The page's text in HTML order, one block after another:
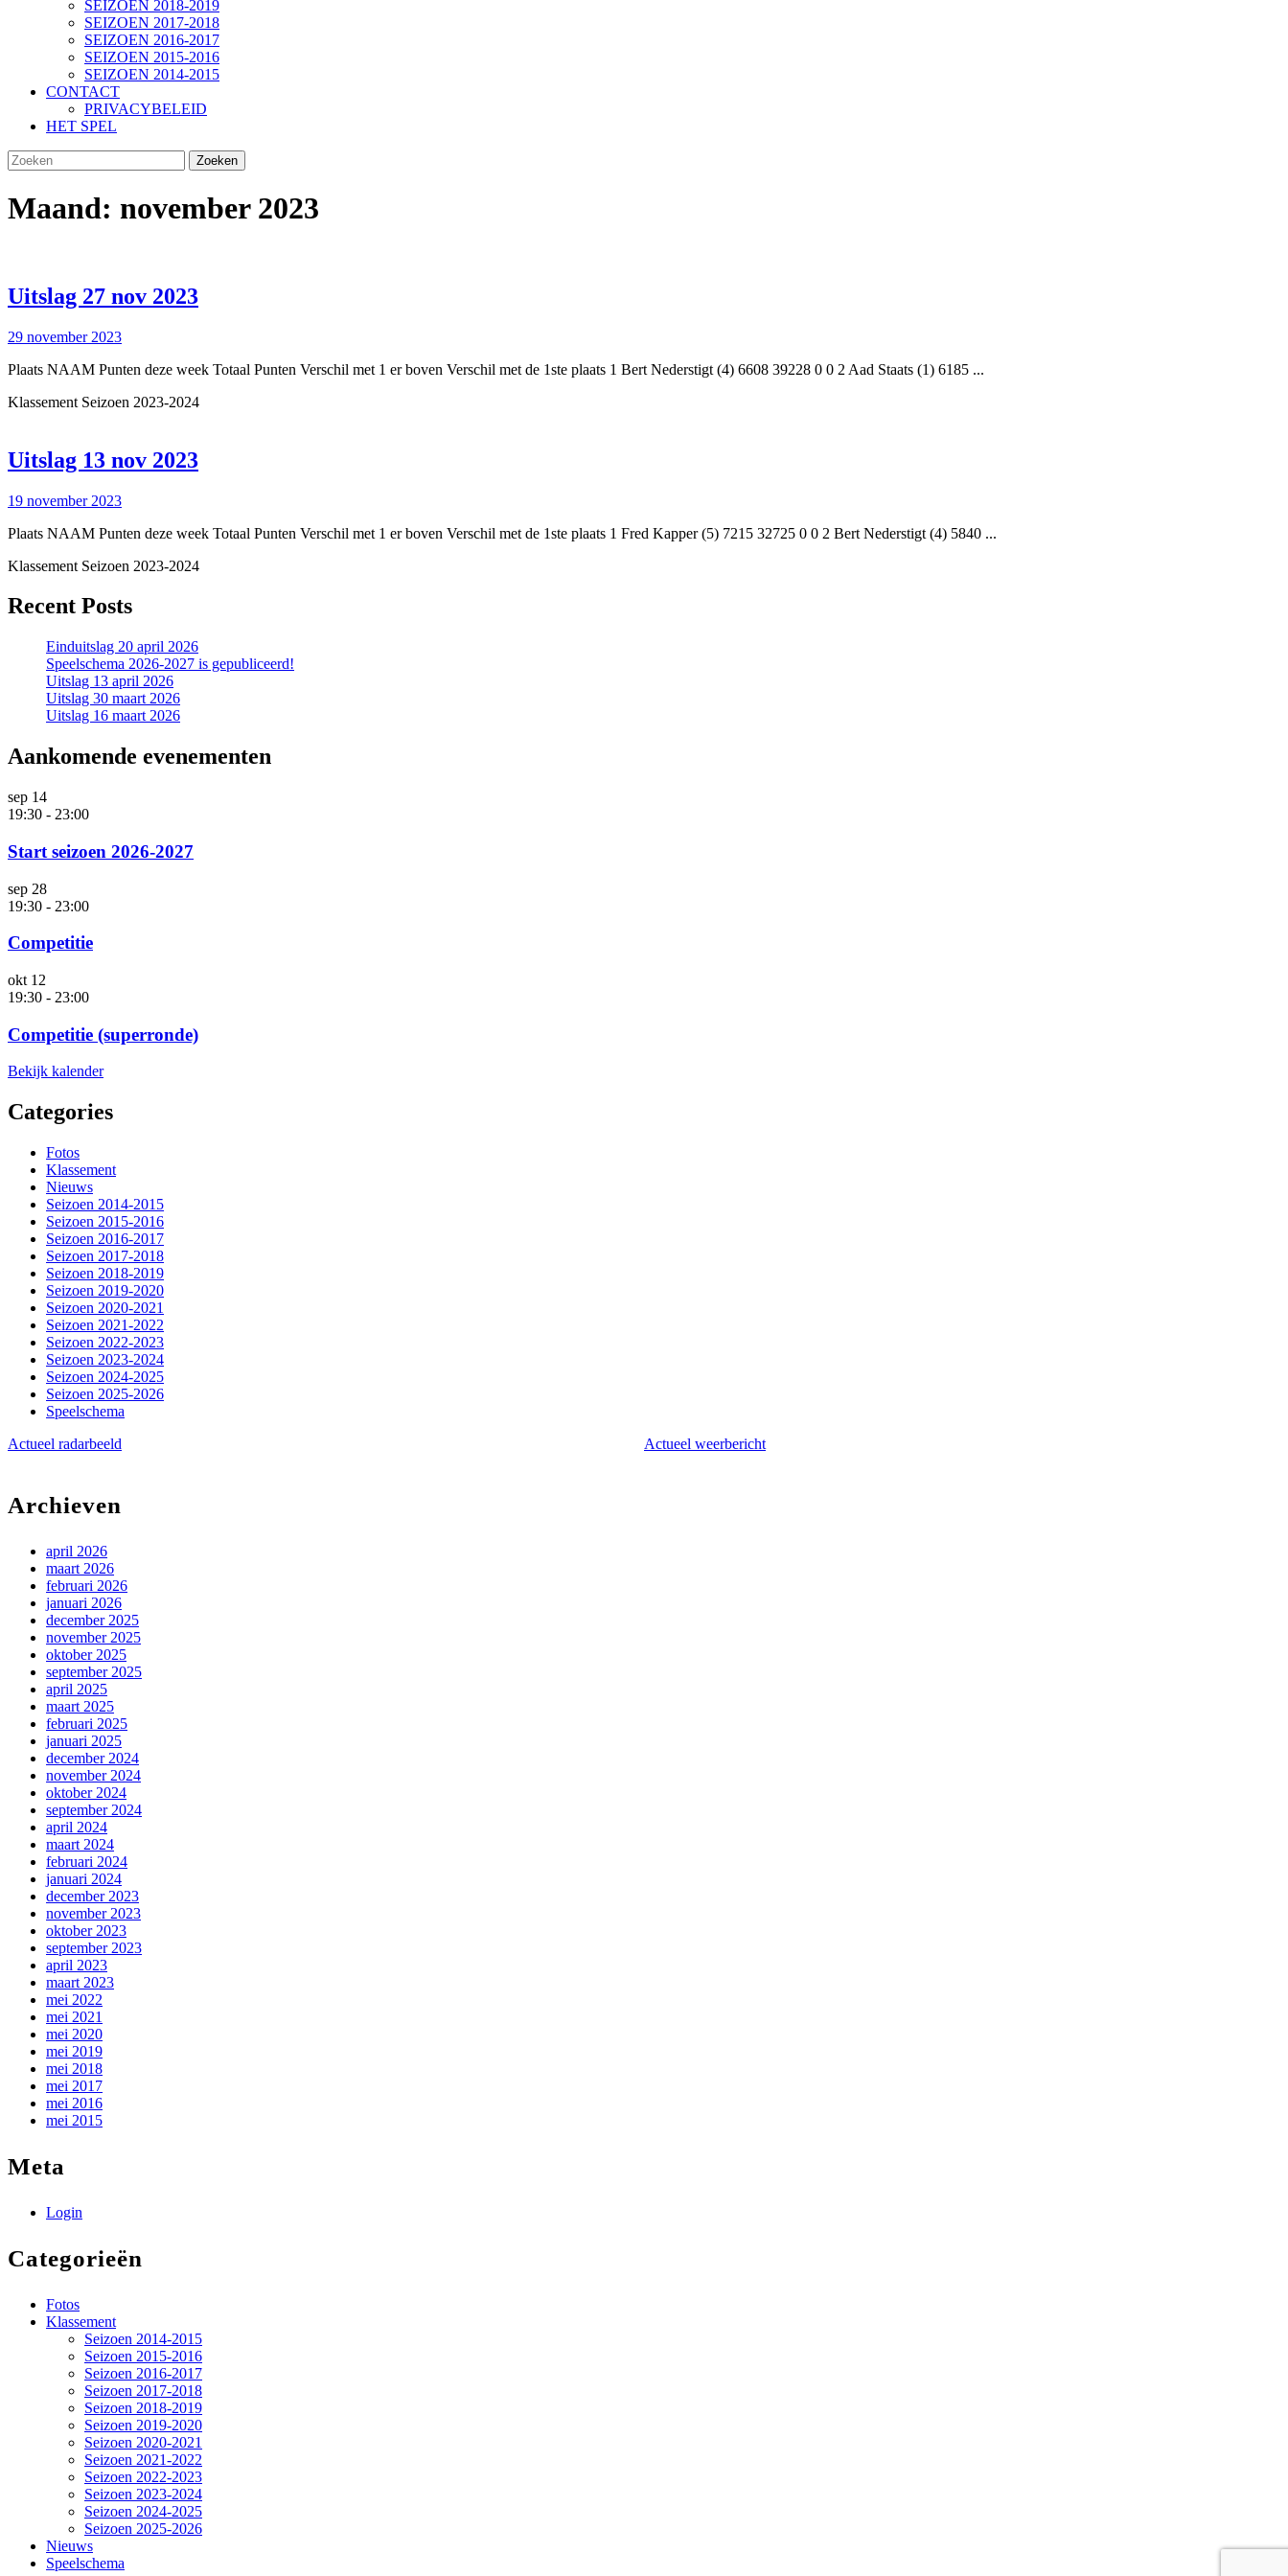
SEIZOEN 2018-2019
SEIZOEN 2017-2018
SEIZOEN 2016-2017
SEIZOEN 2015-2016
SEIZOEN 2014-2015
CONTACT
PRIVACYBELEID
HET SPEL
SLUIT
KNOP
Zoek
naar:
Maand: november 2023
Uitslag 27 nov 2023Uitslag
2023
29 november 202329
2023
Plaats NAAM Punten deze week Totaal Punten Verschil met 1 er boven Verschil met de 1ste plaats 1 Bert Nederstigt (4) 6608 39228 0 0 2 Aad Staats (1) 6185 ...
Klassement Seizoen 2023-2024
Uitslag 13 nov 2023Uitslag
2023
19 november 202319
2023
Plaats NAAM Punten deze week Totaal Punten Verschil met 1 er boven Verschil met de 1ste plaats 1 Fred Kapper (5) 7215 32725 0 0 2 Bert Nederstigt (4) 5840 ...
Klassement Seizoen 2023-2024
Recent Posts
Einduitslag 20 april 2026
Speelschema 2026-2027 is gepubliceerd!
Uitslag 13 april 2026
Uitslag 30 maart 2026
Uitslag 16 maart 2026
Aankomende evenementen
sep 14
19:30 - 23:00
Start seizoen 2026-2027
sep 28
19:30 - 23:00
Competitie
okt 12
19:30 - 23:00
Competitie (superronde)
Bekijk kalender
Categories
Fotos
Klassement
Nieuws
Seizoen 2014-2015
Seizoen 2015-2016
Seizoen 2016-2017
Seizoen 2017-2018
Seizoen 2018-2019
Seizoen 2019-2020
Seizoen 2020-2021
Seizoen 2021-2022
Seizoen 2022-2023
Seizoen 2023-2024
Seizoen 2024-2025
Seizoen 2025-2026
Speelschema
Actueel radarbeeld
Actueel weerbericht
Archieven
april 2026
maart 2026
februari 2026
januari 2026
december 2025
november 2025
oktober 2025
september 2025
april 2025
maart 2025
februari 2025
januari 2025
december 2024
november 2024
oktober 2024
september 2024
april 2024
maart 2024
februari 2024
januari 2024
december 2023
november 2023
oktober 2023
september 2023
april 2023
maart 2023
mei 2022
mei 2021
mei 2020
mei 2019
mei 2018
mei 2017
mei 2016
mei 2015
Meta
Login
Categorieën
Fotos
Klassement
Seizoen 2014-2015
Seizoen 2015-2016
Seizoen 2016-2017
Seizoen 2017-2018
Seizoen 2018-2019
Seizoen 2019-2020
Seizoen 2020-2021
Seizoen 2021-2022
Seizoen 2022-2023
Seizoen 2023-2024
Seizoen 2024-2025
Seizoen 2025-2026
Nieuws
Speelschema